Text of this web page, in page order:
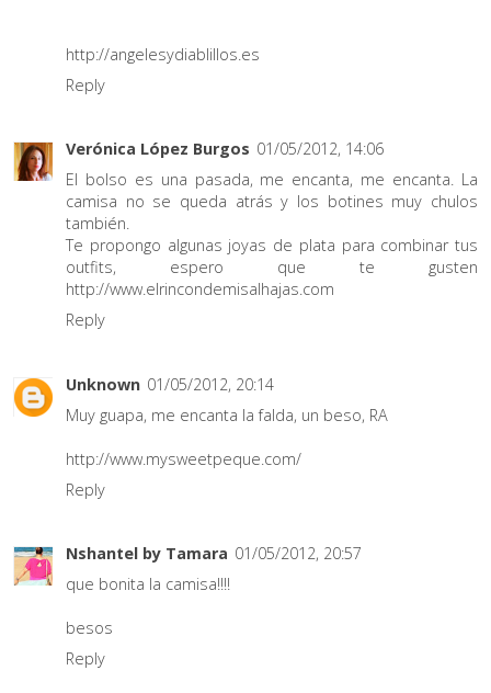
http://angelesydiablillos.es
Reply
Verónica López Burgos 01/05/2012, 14:06
El bolso es una pasada, me encanta, me encanta. La
camisa no se queda atrás y los botines muy chulos
también.
Te propongo algunas joyas de plata para combinar tus
outfits, espero que te gusten
http://www.elrincondemisalhajas.com
Reply
Unknown 01/05/2012, 20:14
Muy guapa, me encanta la falda, un beso, RA
http://www.mysweetpeque.com/
Reply
Nshantel by Tamara 01/05/2012, 20:57
que bonita la camisa!!!!
besos
Reply